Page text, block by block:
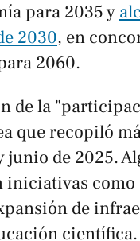
para 2035 y
2030, en
2060.
de la
que recopiló
junio de 2025.
como
de
científica.